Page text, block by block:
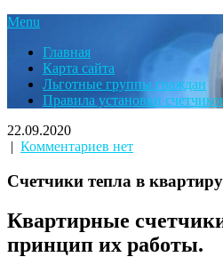
Menu
Главная
Карта сайта
Льготные группы граждан
Правила установки
22.09.2020
| Комментариев нет
Счетчики тепла в
Квартирные
принцип их работы.